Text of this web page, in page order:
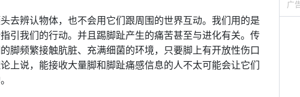
去辨认物体，也不会用它们跟周围的世界互动。我们用的是
引我们的行动。并且踢脚趾产生的痛苦甚至与进化有关。传
脚频繁接触肮脏、充满细菌的环境，只要脚上有开放性伤口
上说，能接收大量脚和脚趾痛感信息的人不太可能会让它们
广